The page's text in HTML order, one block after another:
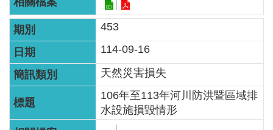
453
114-09-16
天然災害損失
106年至113年河川防洪暨區域排
水設施損毀情形